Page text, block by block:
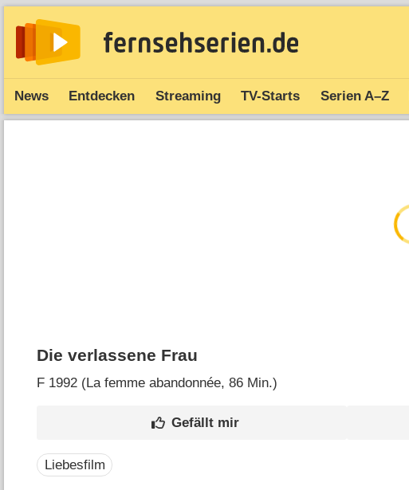
News Entdecken Streaming TV-Starts Serien A–Z
Die verlassene Frau
F 1992 (La femme abandonnée‎, 86 Min.)
Liebesfilm